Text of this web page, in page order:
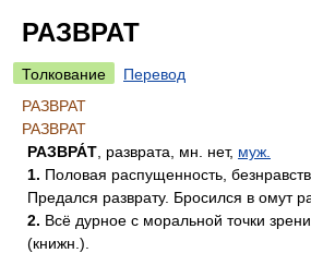
РАЗВРАТ
Толкование
Перевод
РАЗВРАТ
РАЗВРАТ
РАЗВРА́Т , разврата, мн. нет, муж.
1. Половая распущенность,
Предался разврату. Бросился в омут
2. Всё дурное с моральной точки
(книжн.).